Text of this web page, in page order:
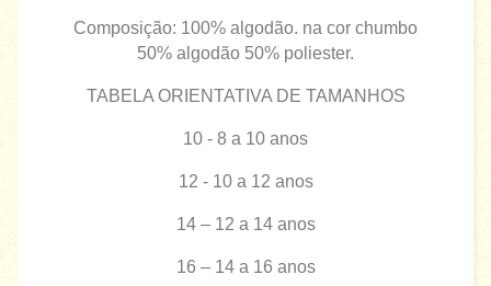
Composição: 100% algodão. na cor chumbo
50% algodão 50% poliester.
TABELA ORIENTATIVA DE TAMANHOS
10 - 8 a 10 anos
12 - 10 a 12 anos
14 – 12 a 14 anos
16 – 14 a 16 anos